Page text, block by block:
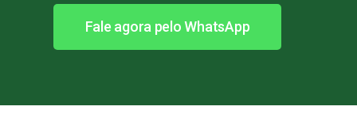
Fale agora pelo WhatsApp